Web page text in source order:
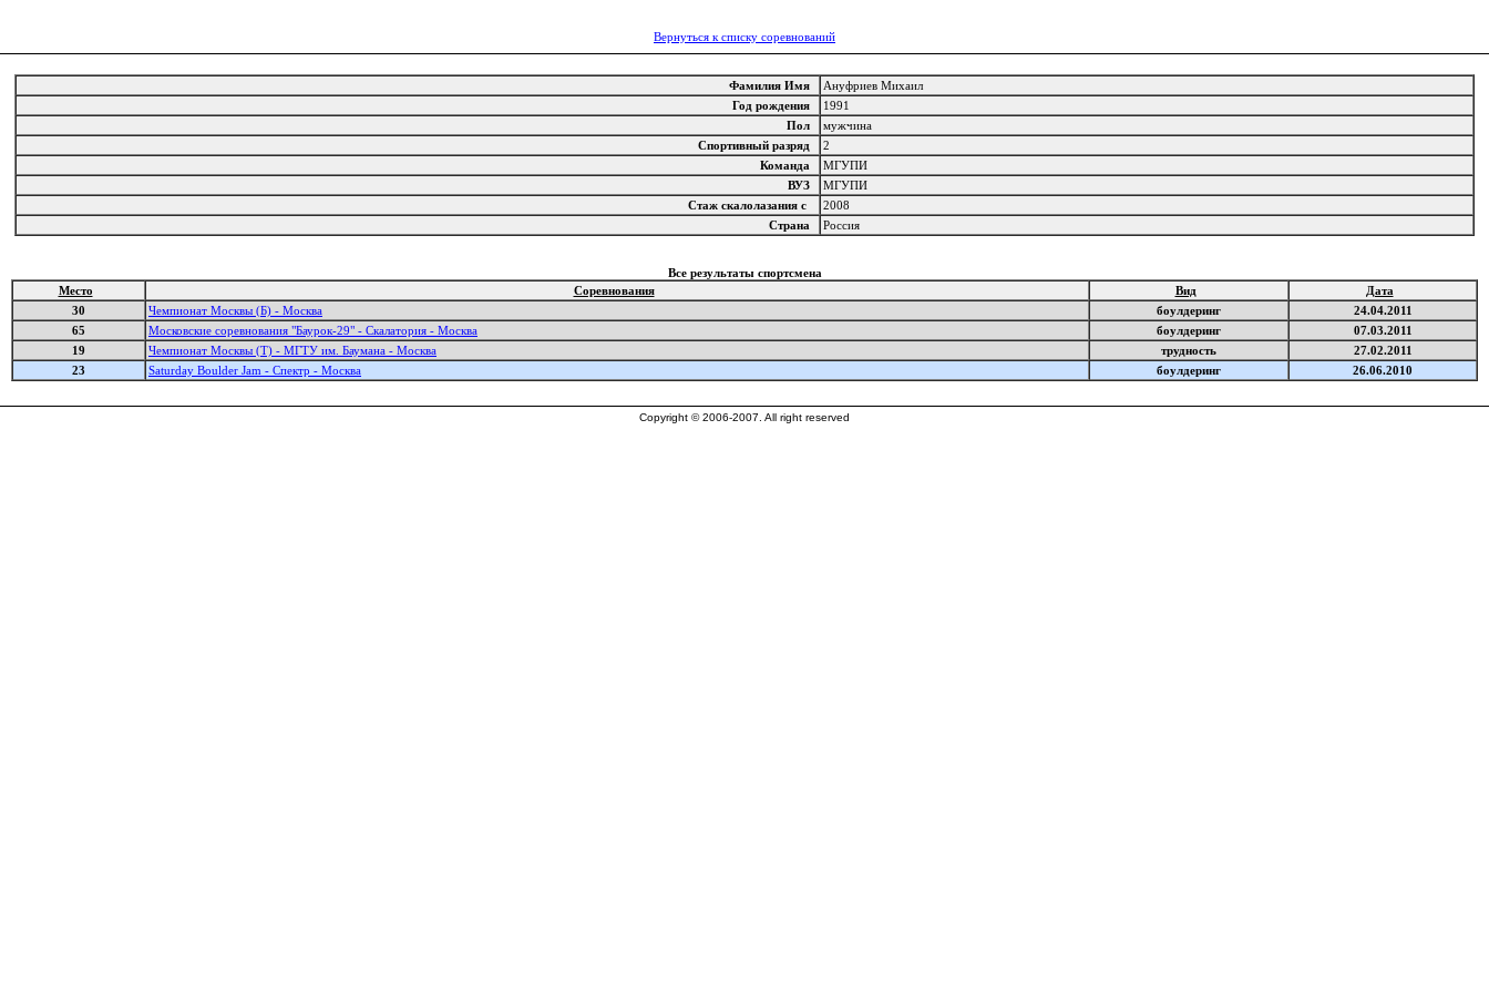
Вернуться к списку соревнований
Фамилия Имя
Ануфриев Михаил
Год рождения
1991
Пол
мужчина
Спортивный разряд
2
Команда
МГУПИ
ВУЗ
МГУПИ
Стаж скалолазания с
2008
Страна
Россия
Все результаты спортсмена
Место
Соревнования Вид
Дата
30
Чемпионат Москвы (Б) - Москва боулдеринг
24.04.2011
65
Московские соревнования "Баурок-29" - Скалатория - Москва боулдеринг
07.03.2011
19
Чемпионат Москвы (Т) - МГТУ им. Баумана - Москва трудность
27.02.2011
23
Saturday Boulder Jam - Спектр - Москва боулдеринг 26.06.2010
Copyright © 2006-2007. All right reserved